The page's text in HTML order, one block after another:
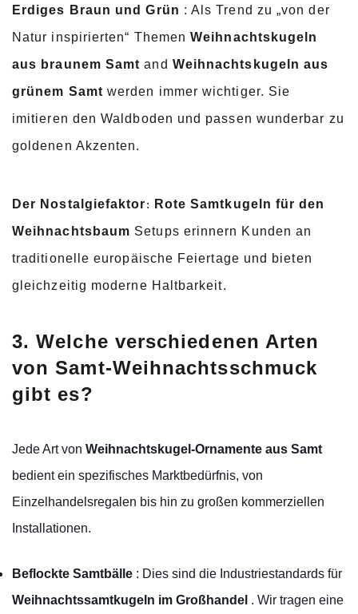
Erdiges Braun und Grün : Als Trend zu „von der
Natur inspirierten“ ThemenWeihnachtskugeln
aus braunem Samt and Weihnachtskugeln aus
grünem Samt werden immer wichtiger. Sie
imitieren den Waldboden und passen wunderbar zu
goldenen Akzenten.
Der Nostalgiefaktor:
Rote Samtkugeln für den
Weihnachtsbaum Setups erinnern Kunden an
traditionelle europäische Feiertage und bieten
gleichzeitig moderne Haltbarkeit.
3. Welche verschiedenen Arten
von Samt-Weihnachtsschmuck
gibt es?
Jede Art von Weihnachtskugel-Ornamente aus Samt
bedient ein spezifisches Marktbedürfnis, von
Einzelhandelsregalen bis hin zu großen kommerziellen
Installationen.
Beflockte Samtbälle : Dies sind die Industriestandards für
Weihnachtssamtkugeln im Großhandel . Wir tragen eine